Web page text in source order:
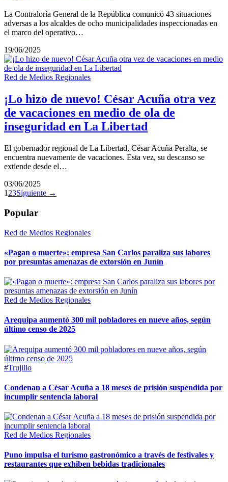
La Contraloría General de la República comunicó 43 situaciones
adversas a los alcaldes de ocho municipalidades inspeccionadas en
el marco del operativo…
19/06/2025
Red de Medios Regionales
¡Lo hizo de nuevo! César Acuña otra vez
de vacaciones en medio de ola de
inseguridad en La Libertad
El gobernador regional de La Libertad, César Acuña Peralta, se
encuentra nuevamente de vacaciones. Esta vez, su descanso se
extiende desde el…
03/06/2025
1 23Siguiente →
Popular
Red de Medios Regionales
«Pagan o muerte»: empresa San Carlos paraliza sus labores
por presuntas amenazas de extorsión en Junín
Red de Medios Regionales
Arequipa aumentó 300 mil pobladores en nueve años, según
último censo de 2025
#Trujillo
Condenan a César Acuña a 18 meses de prisión suspendida por
incumplir sentencia laboral
Red de Medios Regionales
Puno impulsa el turismo gastronómico a través de festivales y
restaurantes que exhiben bebidas tradicionales